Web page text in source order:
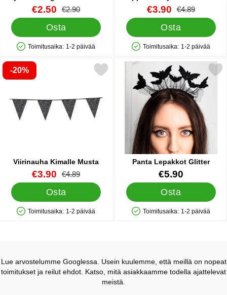
somiste
Tuote.nro 18992
uusi hinta
€2.50 vanha hinta
€2.90
Osta
Saatavuus: Varastossa
Toimitusaika: 1-2 päivää
tai Pääkalloilla
Tuote.nro 86954
uusi hinta
€3.90 vanha hinta
€4.89
Osta
Saatavuus: Varastossa
Toimitusaika: 1-2 päivää
-20%
Viirinauha Kimalle Musta
Tuote.nro 31502
uusi hinta
€3.90 vanha hinta
€4.89
Osta
Saatavuus: Varastossa
Toimitusaika: 1-2 päivää
Merkitse viirinauha Kimalle Musta suosikiksi
Panta Lepakkot Glitter
Tuote.nro 43773
€5.90
Osta
Saatavuus: Varastossa
Toimitusaika: 1-2 päivää
Merkitse panta
Lue arvostelumme Googlessa. Usein kuulemme, että meillä on nopeat
toimitukset ja reilut ehdot. Katso, mitä asiakkaamme todella ajattelevat
meistä.